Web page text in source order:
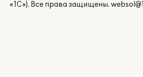
«1С»). Все права защищены.